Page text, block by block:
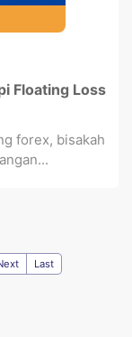
Floating Loss
forex, bisakah
Last